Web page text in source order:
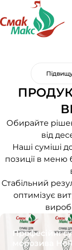
Обирайте
від
Наші суміші
позиції в меню
Стабільний
оптимізує
Професійні
морозива